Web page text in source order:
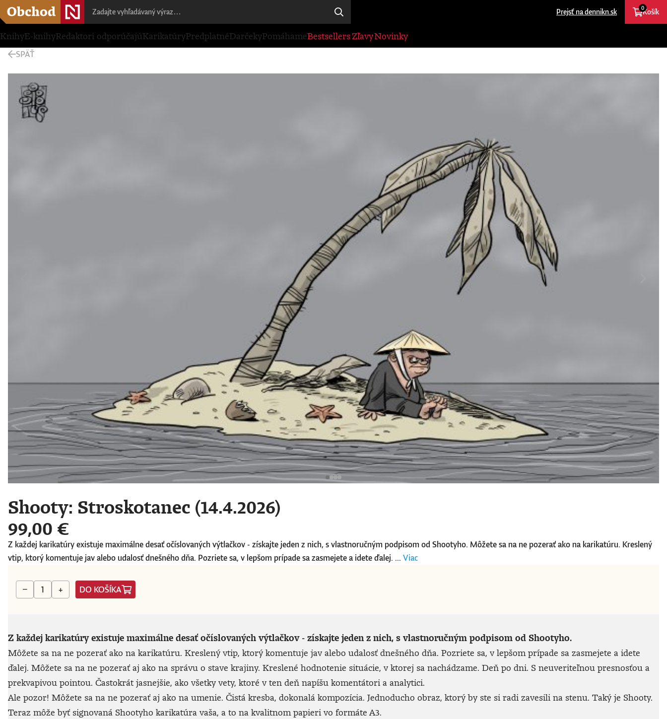
Prejsť na dennikn.sk Košík
0
KnihyE-knihyRedaktori odporúčajúKarikatúryPredplatnéDarčekyPomáhameBestsellersZľavyNovinky
SPÄŤ
Shooty: Stroskotanec (14.4.2026)
99,00 €
Z každej karikatúry existuje maximálne desať očíslovaných výtlačkov - získajte jeden z nich, s vlastnoručným podpisom od Shootyho. Môžete sa na ne pozerať ako na karikatúru. Kreslený
vtip, ktorý komentuje jav alebo udalosť dnešného dňa. Pozriete sa, v lepšom prípade sa zasmejete a idete ďalej. ... Viac
− + DO KOŠÍKA
Z každej karikatúry existuje maximálne desať očíslovaných výtlačkov - získajte jeden z nich, s vlastnoručným podpisom od Shootyho.
Môžete sa na ne pozerať ako na karikatúru. Kreslený vtip, ktorý komentuje jav alebo udalosť dnešného dňa. Pozriete sa, v lepšom prípade sa zasmejete a idete
ďalej. Môžete sa na ne pozerať aj ako na správu o stave krajiny. Kreslené hodnotenie situácie, v ktorej sa nachádzame. Deň po dni. S neuveriteľnou presnosťou a
prekvapivou pointou. Častokrát jasnejšie, ako všetky vety, ktoré v ten deň napíšu komentátori a analytici.
Ale pozor! Môžete sa na ne pozerať aj ako na umenie. Čistá kresba, dokonalá kompozícia. Jednoducho obraz, ktorý by ste si radi zavesili na stenu. Taký je Shooty.
Teraz môže byť signovaná Shootyho karikatúra vaša, a to na kvalitnom papieri vo formáte A3.